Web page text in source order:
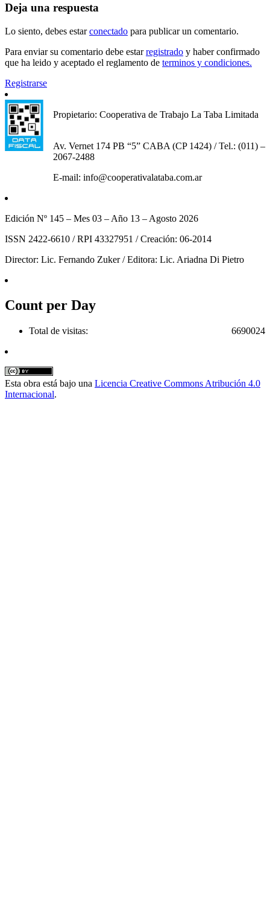
Deja una respuesta
Lo siento, debes estarconectado para publicar un comentario.
Para enviar su comentario debe estarregistrado y haber confirmado
que ha leido y aceptado el reglamento de terminos y condiciones.
Registrarse
Propietario: Cooperativa de Trabajo La Taba Limitada
Av. Vernet 174 PB “5” CABA (CP 1424) / Tel.: (011) –
2067-2488
E-mail: info@cooperativalataba.com.ar
Edición Nº 145 – Mes 03 – Año 13 – Agosto 2026
ISSN 2422-6610 / RPI 43327951 / Creación: 06-2014
Director: Lic. Fernando Zuker / Editora: Lic. Ariadna Di Pietro
Count per Day
6690024
Total de visitas:
Esta obra está bajo una Licencia Creative Commons Atribución 4.0
Internacional.